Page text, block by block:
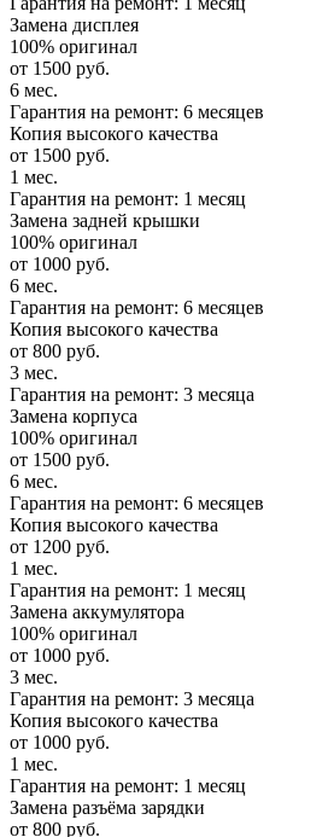
Замена дисплея
100% оригинал
от 1500 руб.
6 мес.
Гарантия на ремонт: 6 месяцев
Копия высокого качества
от 1500 руб.
1 мес.
Гарантия на ремонт: 1 месяц
Замена задней крышки
100% оригинал
от 1000 руб.
6 мес.
Гарантия на ремонт: 6 месяцев
Копия высокого качества
от 800 руб.
3 мес.
Гарантия на ремонт: 3 месяца
Замена корпуса
100% оригинал
от 1500 руб.
6 мес.
Гарантия на ремонт: 6 месяцев
Копия высокого качества
от 1200 руб.
1 мес.
Гарантия на ремонт: 1 месяц
Замена аккумулятора
100% оригинал
от 1000 руб.
3 мес.
Гарантия на ремонт: 3 месяца
Копия высокого качества
от 1000 руб.
1 мес.
Гарантия на ремонт: 1 месяц
Замена разъёма зарядки
от 800 руб.